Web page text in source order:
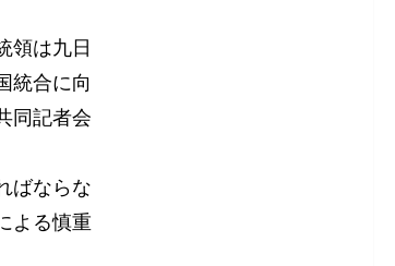
領は九日
統合に向
同記者会
ばならな
よる慎重